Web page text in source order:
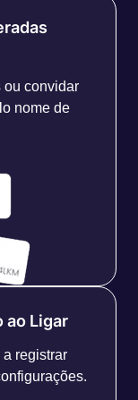
ou convidar
nome de
ao Ligar
registrar